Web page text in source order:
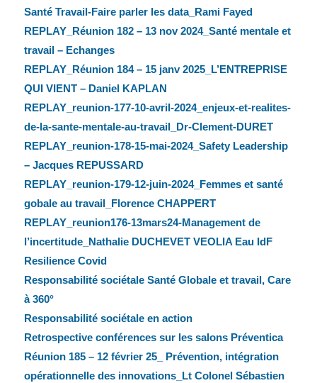
Santé Travail-Faire parler les data_Rami Fayed
REPLAY_Réunion 182 – 13 nov 2024_Santé mentale et
travail – Echanges
REPLAY_Réunion 184 – 15 janv 2025_L’ENTREPRISE
QUI VIENT – Daniel KAPLAN
REPLAY_reunion-177-10-avril-2024_enjeux-et-realites-
de-la-sante-mentale-au-travail_Dr-Clement-DURET
REPLAY_reunion-178-15-mai-2024_Safety Leadership
– Jacques REPUSSARD
REPLAY_reunion-179-12-juin-2024_Femmes et santé
gobale au travail_Florence CHAPPERT
REPLAY_reunion176-13mars24-Management de
l’incertitude_Nathalie DUCHEVET VEOLIA Eau IdF
Resilience Covid
Responsabilité sociétale Santé Globale et travail, Care
à 360°
Responsabilité sociétale en action
Retrospective conférences sur les salons Préventica
Réunion 185 – 12 février 25_ Prévention, intégration
opérationnelle des innovations_Lt Colonel Sébastien